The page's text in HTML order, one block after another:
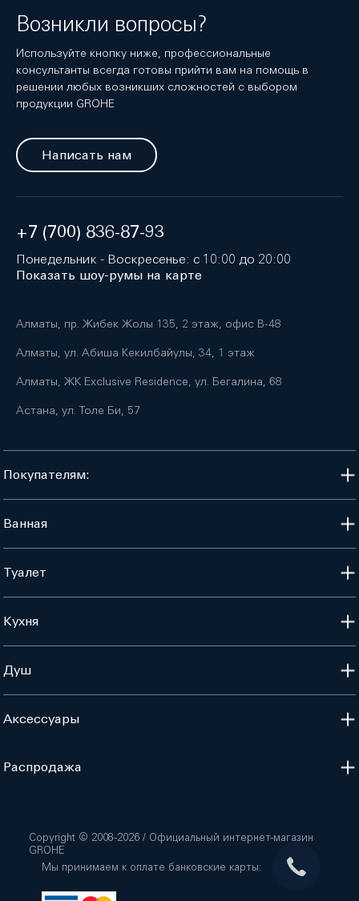
Возникли вопросы?
Используйте кнопку ниже, профессиональные
консультанты всегда готовы прийти вам на помощь в
решении любых возникших сложностей с выбором
продукции GROHE
Написать нам
+7 (700) 836-87-93
Понедельник - Воскресенье: с 10:00 до 20:00
Показать шоу-румы на карте
Алматы, пр. Жибек Жолы 135, 2 этаж, офис B-48
Алматы, ул. Абиша Кекилбайулы, 34, 1 этаж
Алматы, ЖК Exclusive Residence, ул. Бегалина, 68
Астана, ул. Толе Би, 57
Покупателям:
Ванная
Туалет
Кухня
Душ
Аксессуары
Распродажа
Copyright © 2008-2026 / Официальный интернет-магазин
GROHE
Мы принимаем к оплате банковские карты: